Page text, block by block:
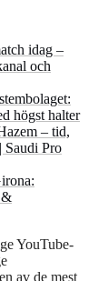
idag –
och
högst halter
– tid,
Saudi Pro
&
YouTube-
av de mest